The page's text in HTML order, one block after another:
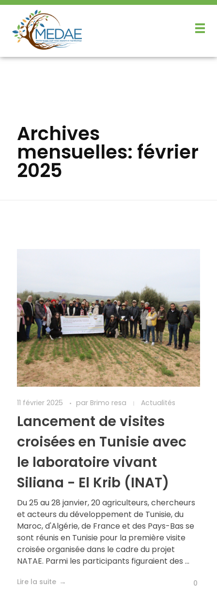
Archives
mensuelles: février
2025
11 février 2025 par Brimo resa Actualités
Lancement de visites
croisées en Tunisie avec
le laboratoire vivant
Siliana - El Krib (INAT)
Du 25 au 28 janvier, 20 agriculteurs, chercheurs
et acteurs du développement de Tunisie, du
Maroc, d'Algérie, de France et des Pays-Bas se
sont réunis en Tunisie pour la première visite
croisée organisée dans le cadre du projet
NATAE. Parmi les participants figuraient des ...
Lire la suite 0